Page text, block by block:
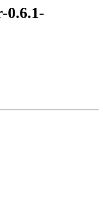
0.6.1-